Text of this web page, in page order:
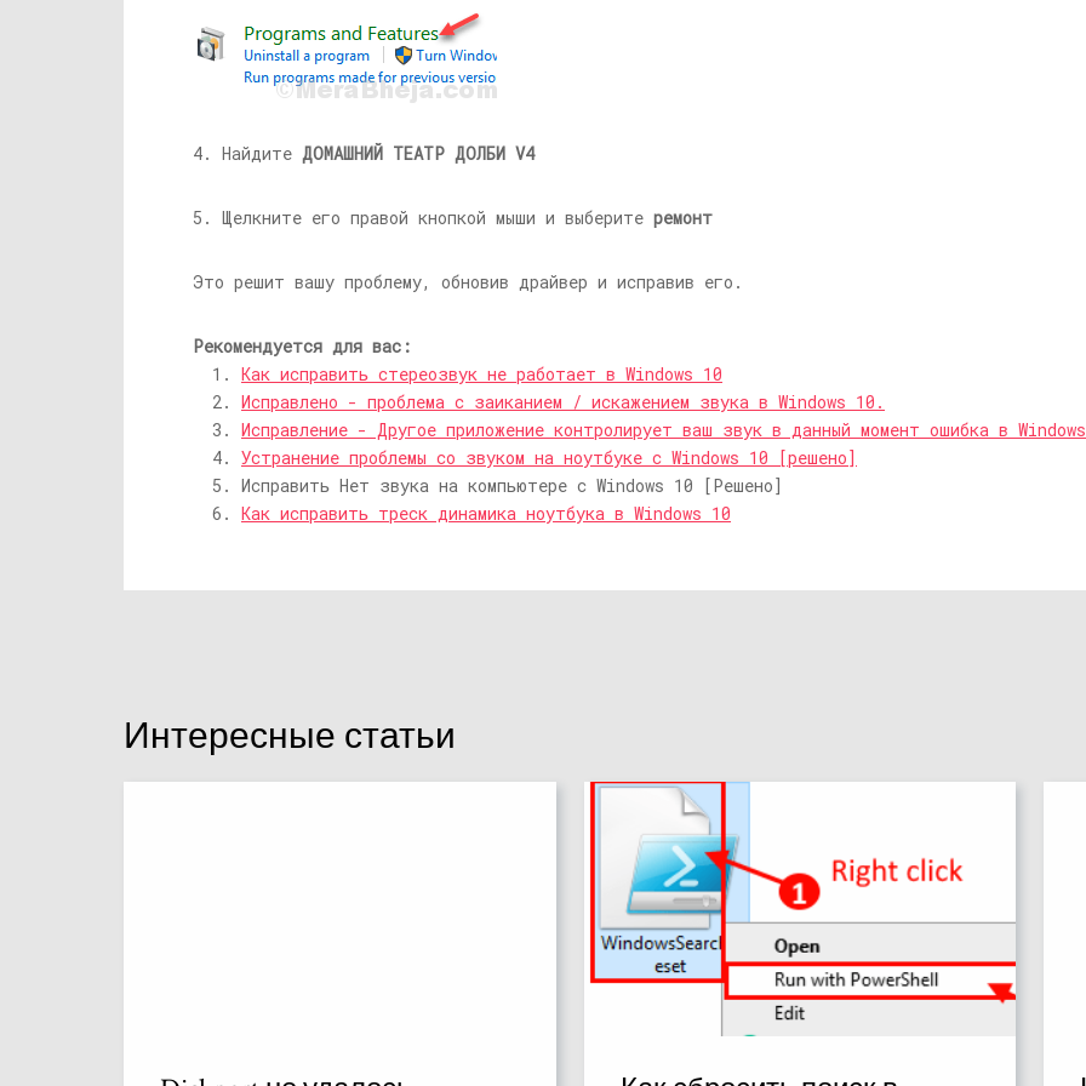
4. Найдите ДОМАШНИЙ ТЕАТР ДОЛБИ V4
5. Щелкните его правой кнопкой мыши и выберите ремонт
Это решит вашу проблему, обновив драйвер и исправив его.
Рекомендуется для вас:
Как исправить стереозвук не работает в Windows 10
Исправлено - проблема с заиканием / искажением звука в Windows 10.
Исправление - Другое приложение контролирует ваш звук в данный момент ошибка в
Устранение проблемы со звуком на ноутбуке с Windows 10 [решено]
Исправить Нет звука на компьютере с Windows 10 [Решено]
Как исправить треск динамика ноутбука в Windows 10
Интересные статьи